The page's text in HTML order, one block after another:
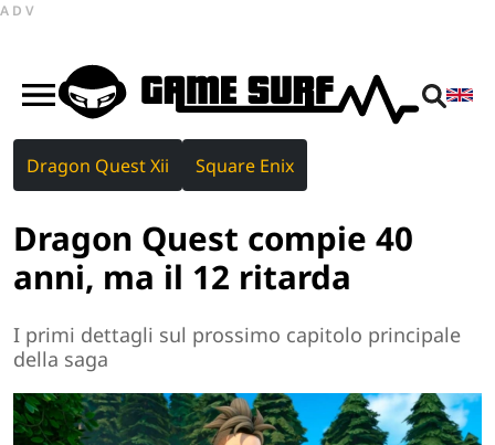
ADV
Dragon Quest Xii Square Enix
Dragon Quest compie 40
anni, ma il 12 ritarda
I primi dettagli sul prossimo capitolo principale
della saga